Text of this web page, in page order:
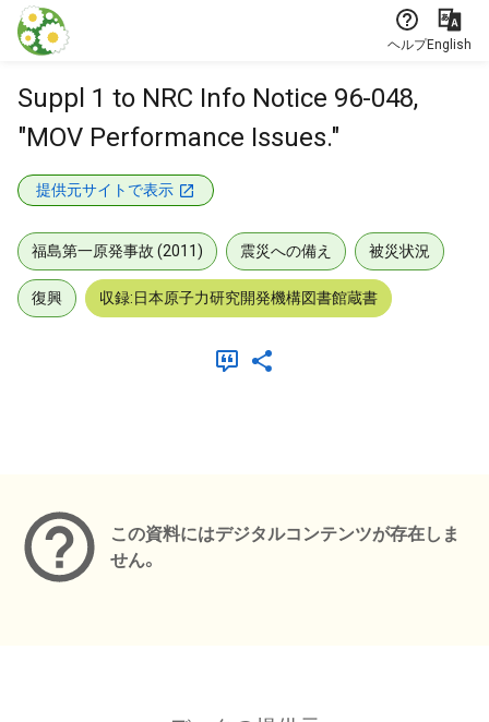
本文に飛ぶ
ヘルプEnglish
Suppl 1 to NRC Info Notice 96-048,
"MOV Performance Issues."
提供元サイトで表示
福島第一原発事故 (2011) 震災への備え 被災状況
復興 収録:日本原子力研究開発機構図書館蔵書
この資料にはデジタルコンテンツが存在しま
せん。